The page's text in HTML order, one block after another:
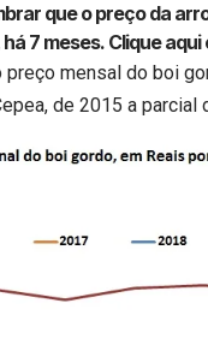
que o preço da
7 meses. Clique aqui
mensal do boi
de 2015 a parcial